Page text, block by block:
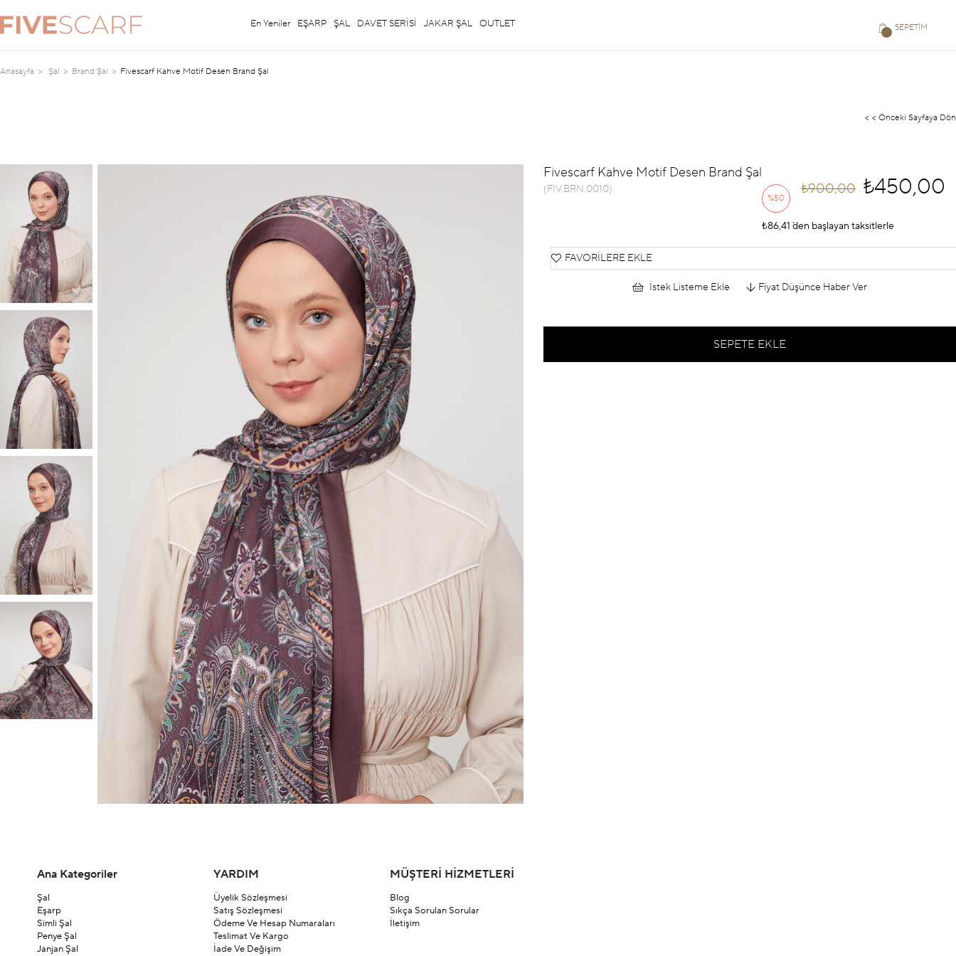
SEPETIM
En Yeniler EŞARP ŞAL DAVET SERİSİ JAKAR ŞAL OUTLET
Anasayfa Şal Brand Şal Fivescarf Kahve Motif Desen Brand Şal
< < Önceki Sayfaya Dön
Fivescarf Kahve Motif Desen Brand Şal
(FIV.BRN.0010)
%50
İndirim
₺900,00 ₺450,00
₺86,41 `den başlayan taksitlerle
FAVORILERE EKLE
İstek Listeme Ekle Fiyat Düşünce Haber Ver
Ana Kategoriler
Şal
Eşarp
Simli Şal
Penye Şal
Janjan Şal
YARDIM
Üyelik Sözleşmesi
Satış Sözleşmesi
Ödeme Ve Hesap Numaraları
Teslimat Ve Kargo
İade Ve Değişim
MÜŞTERİ HİZMETLERİ
Blog
Sıkça Sorulan Sorular
İletişim